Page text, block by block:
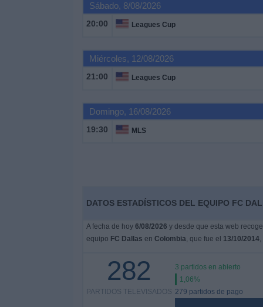
Sábado, 8/08/2026
20:00 Leagues Cup
Miércoles, 12/08/2026
21:00 Leagues Cup
Domingo, 16/08/2026
19:30 MLS
DATOS ESTADÍSTICOS DEL EQUIPO FC
A fecha de hoy 6/08/2026 y desde que esta web
equipo FC Dallas en Colombia, que fue el 13/10/2014,
282
PARTIDOS TELEVISADOS
3 partidos en abierto
1,06%
279 partidos de pago